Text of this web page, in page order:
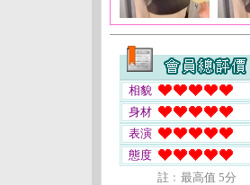
相貌
身材
表演
態度
註﹕最高值 5分